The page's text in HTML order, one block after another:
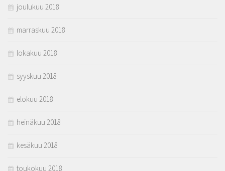
joulukuu 2018
marraskuu 2018
lokakuu 2018
syyskuu 2018
elokuu 2018
heinäkuu 2018
kesäkuu 2018
toukokuu 2018